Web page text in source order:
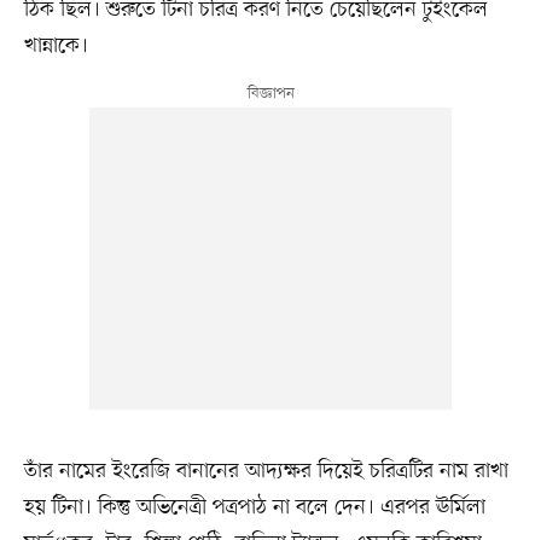
ঠিক ছিল। শুরুতে টিনা চরিত্র করণ নিতে চেয়েছিলেন টুইংকেল
খান্নাকে।
তাঁর নামের ইংরেজি বানানের আদ্যক্ষর দিয়েই চরিত্রটির নাম রাখা
হয় টিনা। কিন্তু অভিনেত্রী পত্রপাঠ না বলে দেন। এরপর ঊর্মিলা